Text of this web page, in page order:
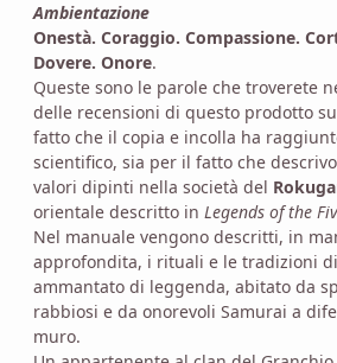
Ambientazione
Onestà. Coraggio. Compassione.
Dovere. Onore.
Queste sono le parole che troverete
delle recensioni di questo prodotto
fatto che il copia e incolla ha
scientifico, sia per il fatto che
valori dipinti nella società del
orientale descritto in Legends of the
Nel manuale vengono descritti, in
approfondita, i rituali e le tradizioni
ammantato di leggenda, abitato da
rabbiosi e da onorevoli Samurai a
muro.